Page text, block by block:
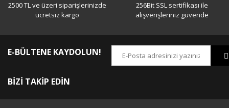
2500 TL ve üzeri siparişlerinizde
ücretsiz kargo
256Bit SSL sertifikası ile
alışverişleriniz güvende
E-BÜLTENE KAYDOLUN!
BİZİ TAKİP EDİN